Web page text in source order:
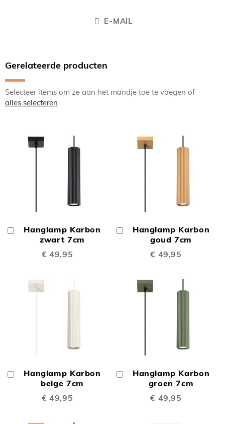
E-MAIL
Gerelateerde producten
Selecteer items om ze aan het mandje toe te voegen of
alles selecteren
Hanglamp Karbon
zwart 7cm
€ 49,95
Winkelwagen
Hanglamp Karbon
goud 7cm
€ 49,95
Winkelwagen
Hanglamp Karbon
beige 7cm
€ 49,95
Winkelwagen
Hanglamp Karbon
groen 7cm
€ 49,95
Winkelwagen